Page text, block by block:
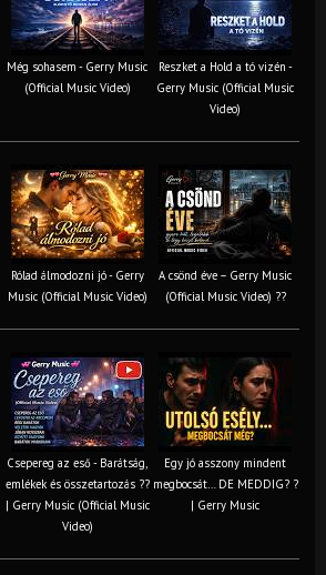
Még sohasem - Gerry Music
(Official Music Video)
Reszket a Hold a tó vizén -
Gerry Music (Official Music
Video)
Rólad álmodozni jó - Gerry
Music (Official Music Video)
A csönd éve – Gerry Music
(Official Music Video) ??
Csepereg az eső - Barátság,
emlékek és összetartozás ?️?
| Gerry Music (Official Music
Video)
Egy jó asszony mindent
megbocsát… DE MEDDIG? ?
| Gerry Music